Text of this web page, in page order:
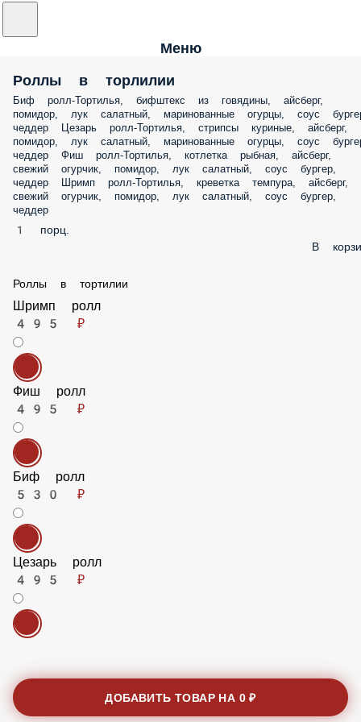
Меню
Роллы в торлилии
Биф ролл-Тортилья, бифштекс из говядины, айсберг,
помидор, лук салатный, маринованные огурцы, соус
чеддер Цезарь ролл-Тортилья, стрипсы куриные, айсберг,
помидор, лук салатный, маринованные огурцы, соус
чеддер Фиш ролл-Тортилья, котлетка рыбная, айсберг,
свежий огурчик, помидор, лук салатный, соус бургер,
чеддер Шримп ролл-Тортилья, креветка темпура, айсберг,
свежий огурчик, помидор, лук салатный, соус бургер,
чеддер
1 порц.
В
Роллы в тортилии
Шримп ролл
495 ₽
Фиш ролл
495 ₽
Биф ролл
530 ₽
Цезарь ролл
495 ₽
ДОБАВИТЬ ТОВАР НА 0 ₽